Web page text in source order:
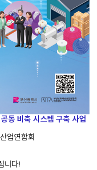
동 비축 시스템 구축 사업
업연합회
니다!